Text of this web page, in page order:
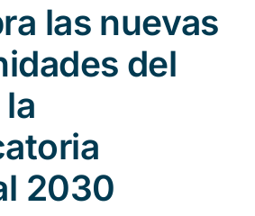
Ámbitos
Recursos Nuevo
somos
las nuevas
del
2030